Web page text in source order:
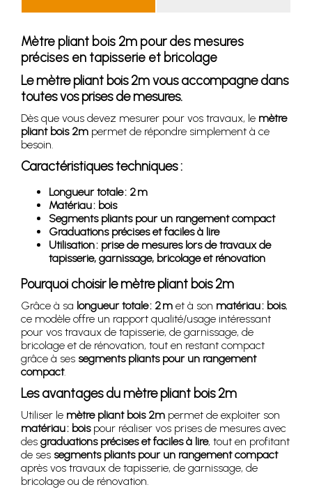
Mètre pliant bois 2m pour des mesures
précises en tapisserie et bricolage
Le mètre pliant bois 2m vous accompagne dans
toutes vos prises de mesures.
Dès que vous devez mesurer pour vos travaux, le mètre
pliant bois 2m permet de répondre simplement à ce
besoin.
Caractéristiques techniques :
Longueur totale : 2 m
Matériau : bois
Segments pliants pour un rangement compact
Graduations précises et faciles à lire
Utilisation : prise de mesures lors de travaux de
tapisserie, garnissage, bricolage et rénovation
Pourquoi choisir le mètre pliant bois 2m
Grâce à sa longueur totale : 2 m et à son matériau : bois,
ce modèle offre un rapport qualité/usage intéressant
pour vos travaux de tapisserie, de garnissage, de
bricolage et de rénovation, tout en restant compact
grâce à ses segments pliants pour un rangement
compact.
Les avantages du mètre pliant bois 2m
Utiliser le mètre pliant bois 2m permet de exploiter son
matériau : boispour réaliser vos prises de mesures avec
des graduations précises et faciles à lire, tout en profitant
de ses segments pliants pour un rangement compact
après vos travaux de tapisserie, de garnissage, de
bricolage ou de rénovation.